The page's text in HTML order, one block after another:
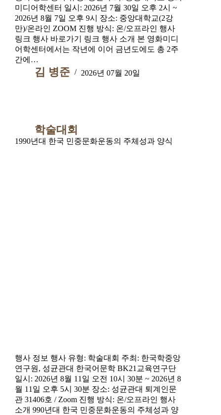
미디어학센터 일시: 2026년 7월 30일 오후 2시 ~
2026년 8월 7일 오후 9시 장소: 중앙대학교(2강
만)/온라인 ZOOM 진행 방식: 온/오프라인 행사
링크 행사 바로가기 링크 행사 소개 본 영화미디
어학센터에서는 작년에 이어 금년도에도 총 2주
간에…
김 병준 2026년 07월 20일
학술대회
1990년대 한국 민중문화운동의 주체성과 양식
행사 정보 행사 유형: 학술대회 주최: 한국학중앙
연구원, 성균관대 한국어문학 BK21교육연구단
일시: 2026년 8월 11일 오전 10시 30분 ~ 2026년 8
월 11일 오후 5시 30분 장소: 성균관대 퇴계인문
관 31406호 / Zoom 진행 방식: 온/오프라인 행사
소개 990년대 한국 민중문화운동의 주체성과 양